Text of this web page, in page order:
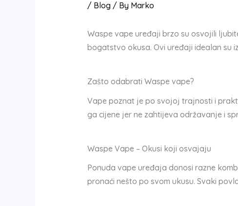
/ Blog / By Marko
Waspe vape uređaji brzo su osvojili
bogatstvo okusa. Ovi uređaji idealan su
Zašto odabrati Waspe vape?
Vape poznat je po svojoj trajnosti i
ga cijene jer ne zahtijeva održavanje i
Waspe Vape – Okusi koji osvajaju
Ponuda vape uređaja donosi razne
pronaći nešto po svom ukusu. Svaki